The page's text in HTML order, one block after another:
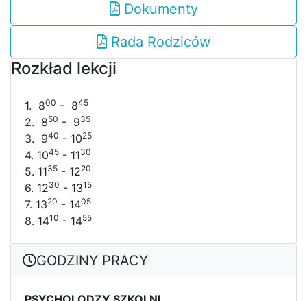
Dokumenty
Rada Rodziców
Rozkład lekcji
1. 800 - 845
2. 850 - 935
3. 940 - 1025
4. 1045 - 1130
5. 1135 - 1220
6. 1230 - 1315
7. 1320 - 1405
8. 1410 - 1455
GODZINY PRACY